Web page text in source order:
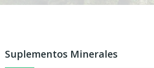
Suplementos Minerales